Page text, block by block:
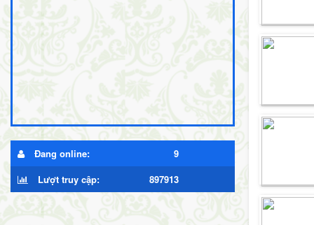
Đang online:
9
Lượt truy cập:
897913